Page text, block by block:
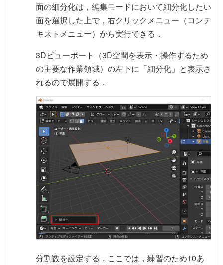
面の細分化は，編集モードにおいて細分化したい
面を選択した上で，右クリックメニュー（コンテ
キストメニュー）から実行できる．
3Dビューポート（3D空間を表示・操作するため
の主要な作業領域）の左下に「細分化」と表示さ
れるので展開する．
分割数を設定する．ここでは，練習のため10あ